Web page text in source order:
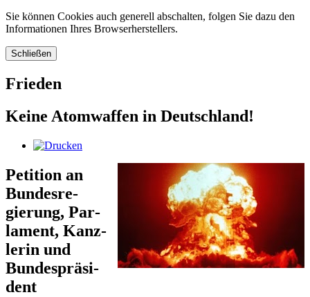
Sie können Cookies auch generell abschalten, folgen Sie dazu den
Informationen Ihres Browserherstellers.
Schließen
Frieden
Keine Atomwaffen in Deutschland!
Pe­ti­ti­on an
Bun­des­re­
gierung, Par­
la­ment, Kanz­
le­rin und
Bun­des­prä­si­
dent